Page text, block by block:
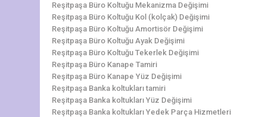
Reşitpaşa Büro Koltuğu Mekanizma Değişimi
Reşitpaşa Büro Koltuğu Kol (kolçak) Değişimi
Reşitpaşa Büro Koltuğu Amortisör Değişimi
Reşitpaşa Büro Koltuğu Ayak Değişimi
Reşitpaşa Büro Koltuğu Tekerlek Değişimi
Reşitpaşa Büro Kanape Tamiri
Reşitpaşa Büro Kanape Yüz Değişimi
Reşitpaşa Banka koltukları tamiri
Reşitpaşa Banka koltukları Yüz Değişimi
Reşitpaşa Banka koltukları Yedek Parça Hizmetleri